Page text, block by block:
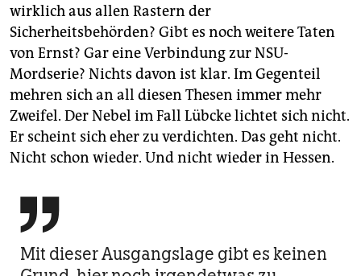
wirklich aus allen Rastern der
Sicherheitsbehörden? Gibt es noch weitere Taten
von Ernst? Gar eine Verbindung zur NSU-
Mordserie? Nichts davon ist klar. Im Gegenteil
mehren sich an all diesen Thesen immer mehr
Zweifel. Der Nebel im Fall Lübcke lichtet sich nicht.
Er scheint sich eher zu verdichten. Das geht nicht.
Nicht schon wieder. Und nicht wieder in Hessen.

Mit dieser Ausgangslage gibt es keinen